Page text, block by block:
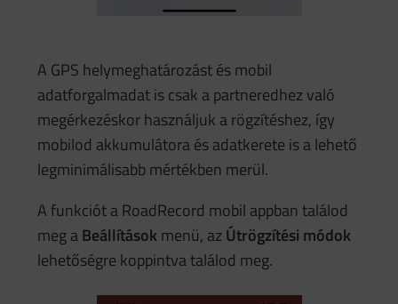
A GPS helymeghatározást és mobil
adatforgalmadat is csak a partneredhez való
megérkezéskor használjuk a rögzítéshez, így
mobilod akkumulátora és adatkerete is a lehető
legminimálisabb mértékben merül.
A funkciót a RoadRecord mobil appban találod
meg aBeállításokmenü, azÚtrögzítési módok
lehetőségre koppintva találod meg.